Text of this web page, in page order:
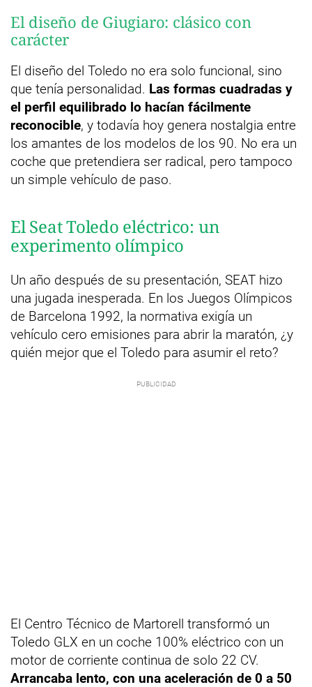
El diseño de Giugiaro: clásico con
carácter
El diseño del Toledo no era solo funcional, sino
que tenía personalidad. Las formas cuadradas y
el perfil equilibrado lo hacían fácilmente
reconocible, y todavía hoy genera nostalgia entre
los amantes de los modelos de los 90. No era un
coche que pretendiera ser radical, pero tampoco
un simple vehículo de paso.
El Seat Toledo eléctrico: un
experimento olímpico
Un año después de su presentación, SEAT hizo
una jugada inesperada. En los Juegos Olímpicos
de Barcelona 1992, la normativa exigía un
vehículo cero emisiones para abrir la maratón, ¿y
quién mejor que el Toledo para asumir el reto?
El Centro Técnico de Martorell transformó un
Toledo GLX en un coche 100% eléctrico con un
motor de corriente continua de solo 22 CV.
Arrancaba lento, con una aceleración de 0 a 50